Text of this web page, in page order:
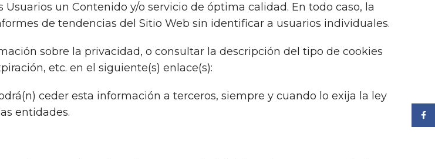
un Contenido y/o servicio de óptima calidad. En todo caso, la
de tendencias del Sitio Web sin identificar a usuarios individuales.
sobre la privacidad, o consultar la descripción del tipo de cookies
etc. en el siguiente(s) enlace(s):
ceder esta información a terceros, siempre y cuando lo exija la ley
entidades.